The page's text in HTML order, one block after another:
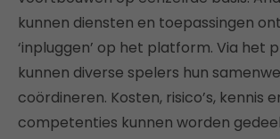
kunnen diensten en toepassingen
‘inpluggen’ op het platform. Via het
kunnen diverse spelers hun
coördineren. Kosten, risico’s, kennis
competenties kunnen worden